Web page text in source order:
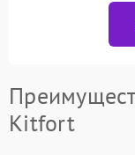
Kitfort